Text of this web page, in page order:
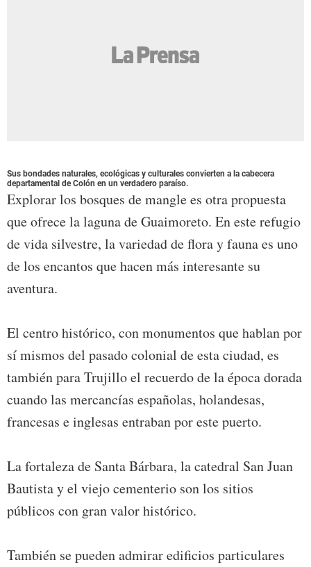
Sus bondades naturales, ecológicas y culturales convierten a la cabecera
departamental de Colón en un verdadero paraíso.
Explorar los bosques de mangle es otra propuesta
que ofrece la laguna de Guaimoreto. En este refugio
de vida silvestre, la variedad de flora y fauna es uno
de los encantos que hacen más interesante su
aventura.
El centro histórico, con monumentos que hablan por
sí mismos del pasado colonial de esta ciudad, es
también para Trujillo el recuerdo de la época dorada
cuando las mercancías españolas, holandesas,
francesas e inglesas entraban por este puerto.
La fortaleza de Santa Bárbara, la catedral San Juan
Bautista y el viejo cementerio son los sitios
públicos con gran valor histórico.
También se pueden admirar edificios particulares